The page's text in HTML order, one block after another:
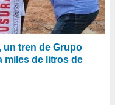
un tren de Grupo
miles de litros de